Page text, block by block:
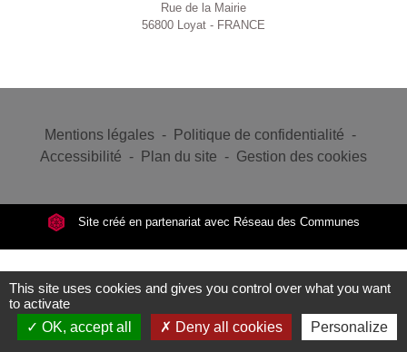
Rue de la Mairie
56800 Loyat - FRANCE
Mentions légales - Politique de confidentialité -
Accessibilité - Plan du site - Gestion des cookies
Site créé en partenariat avec Réseau des Communes
This site uses cookies and gives you control over what you want
to activate
OK, accept all
Deny all cookies Personalize